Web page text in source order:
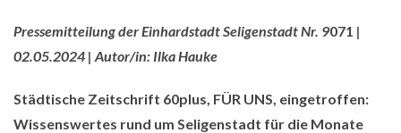
Pressemitteilungder Einhardstadt Seligenstadt Nr. 9071 |
02.05.2024 | Autor/in: Ilka Hauke
Städtische Zeitschrift 60plus, FÜR UNS, eingetroffen:
Wissenswertes rund um Seligenstadt für die Monate